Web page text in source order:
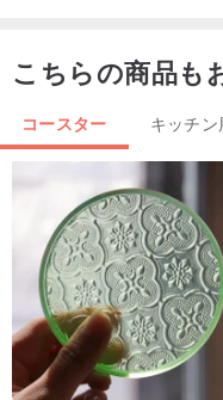
こちらの商品も
コースター キッチン